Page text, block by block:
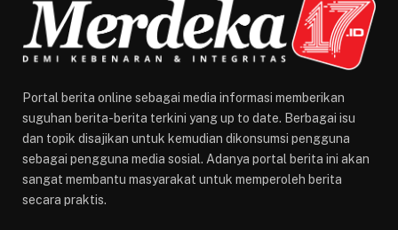
Portal berita online sebagai media informasi memberikan
suguhan berita-berita terkini yang up to date. Berbagai isu
dan topik disajikan untuk kemudian dikonsumsi pengguna
sebagai pengguna media sosial. Adanya portal berita ini akan
sangat membantu masyarakat untuk memperoleh berita
secara praktis.